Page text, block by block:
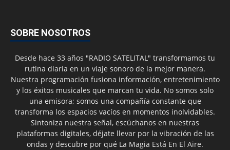
SOBRE NOSOTROS
Desde hace 33 años "RADIO SATELITAL" transformamos tu
rutina diaria en un viaje sonoro de la mejor manera.
Nuestra programación fusiona información, entretenimiento
y los éxitos musicales que marcan tu vida. No somos solo
una emisora; somos una compañía constante que
transforma los espacios vacíos en momentos inolvidables.
Sintoniza nuestra señal, escúchanos en nuestras
plataformas digitales, déjate llevar por la vibración de las
ondas y descubre por qué La Magia Está En El Aire.